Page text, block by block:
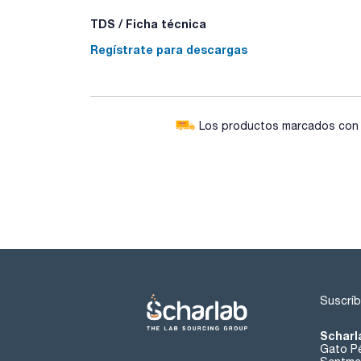
TDS / Ficha técnica
Regístrate para descargas
Los productos marcados
Gato